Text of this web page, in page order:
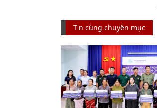
Tin cùng chuyên mục